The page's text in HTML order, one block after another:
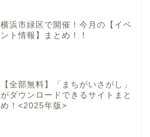
横浜市緑区で開催！今月の【イベ
ント情報】まとめ！！
【全部無料】「まちがいさがし」
がダウンロードできるサイトまと
め！<2025年版>